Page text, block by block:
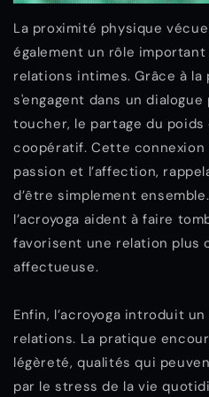
La proximité physique
également un rôle important
relations intimes. Grâce à
s'engagent dans un
toucher, le partage du
coopératif. Cette
passion et l’affection,
d’être simplement
l’acroyoga aident à faire
favorisent une relation plus
affectueuse.
Enfin, l’acroyoga introduit
relations. La pratique
légèreté, qualités qui
par le stress de la vie